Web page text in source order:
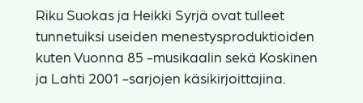
Riku Suokas ja Heikki Syrjä ovat tulleet
tunnetuiksi useiden menestysproduktioiden
kuten Vuonna 85 -musikaalin sekä Koskinen
ja Lahti 2001 -sarjojen käsikirjoittajina.